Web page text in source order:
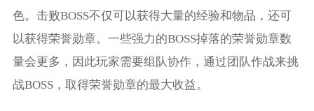
色。击败BOSS不仅可以获得大量的经验和物品，还可
以获得荣誉勋章。一些强力的BOSS掉落的荣誉勋章数
量会更多，因此玩家需要组队协作，通过团队作战来挑
战BOSS，取得荣誉勋章的最大收益。